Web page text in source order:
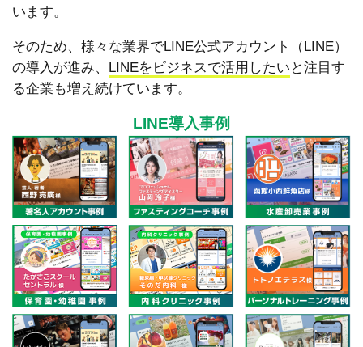
います。
そのため、様々な業界でLINE公式アカウント（LINE）
の導入が進み、 LINEをビジネスで活用したい と注目す
る企業も増え続けています。
LINE導入事例